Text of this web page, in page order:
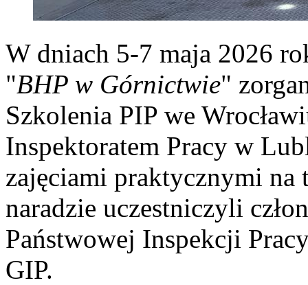
W dniach 5-7 maja 2026
"BHP w Górnictwie"
Szkolenia PIP we
Inspektoratem Pracy w
zajęciami praktycznymi na
naradzie uczestniczyli
Państwowej Inspekcji
GIP.